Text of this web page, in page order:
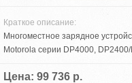
Краткое описание:
Многоместное зарядное
Motorola серии DP4000,
Цена: 99 736 р.